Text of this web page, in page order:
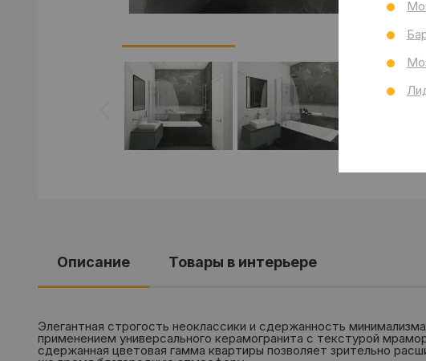
Описание
Элегантная строгость неоклассики и сдержанность
применением универсального керамогранита с текстурой
сдержанная цветовая гамма квартиры позволяет зрительно
Товары в интерьере